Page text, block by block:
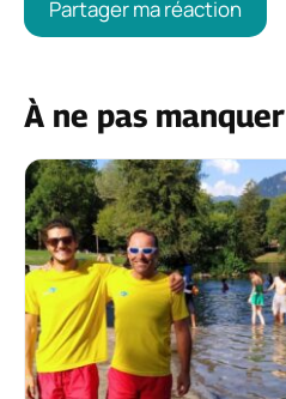
À ne pas manquer